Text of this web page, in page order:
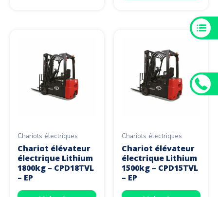
Chariots électriques
Chariot élévateur
électrique Lithium
1800kg – CPD18TVL
– EP
Chariots électriques
Chariot élévateur
électrique Lithium
1500kg – CPD15TVL
– EP